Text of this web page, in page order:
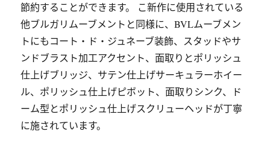
節約することができます。 こ新作に使用されている
他ブルガリムーブメントと同様に、BVLムーブメン
トにもコート・ド・ジュネーブ装飾、スタッドやサ
ンドブラスト加工アクセント、面取りとポリッシュ
仕上げブリッジ、サテン仕上げサーキュラーホイー
ル、ポリッシュ仕上げピボット、面取りシンク、ド
ーム型とポリッシュ仕上げスクリューヘッドが丁寧
に施されています。